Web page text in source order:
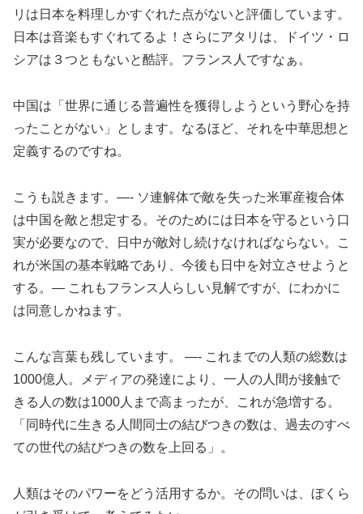
リは日本を料理しかすぐれた点がないと評価しています。
日本は音楽もすぐれてるよ！さらにアタリは、ドイツ・ロ
シアは３つともないと酷評。フランス人ですなぁ。
中国は「世界に通じる普遍性を獲得しようという野心を持
ったことがない」とします。なるほど、それを中華思想と
定義するのですね。
こうも説きます。—- ソ連解体で敵を失った米軍産複合体
は中国を敵と想定する。そのためには日本を守るという口
実が必要なので、日中が敵対し続けなければならない。こ
れが米国の基本戦略であり、今後も日中を対立させようと
する。— これもフランス人らしい見解ですが、にわかに
は同意しかねます。
こんな言葉も残しています。 —- これまでの人類の総数は
1000億人。メディアの発達により、一人の人間が接触で
きる人の数は1000人まで高まったが、これが急増する。
「同時代に生きる人間同士の結びつきの数は、過去のすべ
ての世代の結びつきの数を上回る」。
人類はそのパワーをどう活用するか。その問いは、ぼくら